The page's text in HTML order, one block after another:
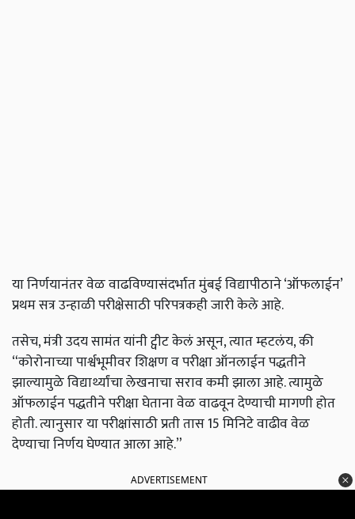
या निर्णयानंतर वेळ वाढविण्यासंदर्भात मुंबई विद्यापीठाने ‘ऑफलाईन’
प्रथम सत्र उन्हाळी परीक्षेसाठी परिपत्रकही जारी केले आहे.
तसेच, मंत्री उदय सामंत यांनी ट्वीट केलं असून, त्यात म्हटलंय, की
“कोरोनाच्या पार्श्वभूमीवर शिक्षण व परीक्षा ऑनलाईन पद्धतीने
झाल्यामुळे विद्यार्थ्यांचा लेखनाचा सराव कमी झाला आहे. त्यामुळे
ऑफलाईन पद्धतीने परीक्षा घेताना वेळ वाढवून देण्याची मागणी होत
होती. त्यानुसार या परीक्षांसाठी प्रती तास 15 मिनिटे वाढीव वेळ
देण्याचा निर्णय घेण्यात आला आहे.”
ADVERTISEMENT